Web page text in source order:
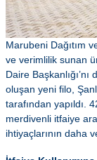
Marubeni Dağıtım
ve verimlilik sunan
Daire
oluşan yeni filo,
tarafından yapıldı.
merdivenli itfaiye
ihtiyaçlarının daha